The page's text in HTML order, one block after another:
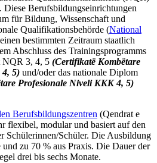
Diese Berufsbildungseinrichtungen
für Bildung, Wissenschaft und
Qualifikationsbehörde (National
bestimmten Zeitraum staatlich
Abschluss des Trainingsprogramms
NQR 3, 4, 5 (Certifikatë Kombëtare
5) und/oder das nationale Diplom
Profesionale Niveli KKK 4, 5)
Berufsbildungszentren (Qendrat e
flexibel, modular und basiert auf den
Schülerinnen/Schüler. Die Ausbildung
zu 70 % aus Praxis. Die Dauer der
drei bis sechs Monate.